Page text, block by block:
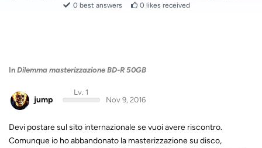
0 best answers 0 likes received
In Dilemma masterizzazione BD-R 50GB
jump
Lv. 1
Nov 9, 2016
Devi postare sul sito internazionale se vuoi avere riscontro.
Comunque io ho abbandonato la masterizzazione su disco,